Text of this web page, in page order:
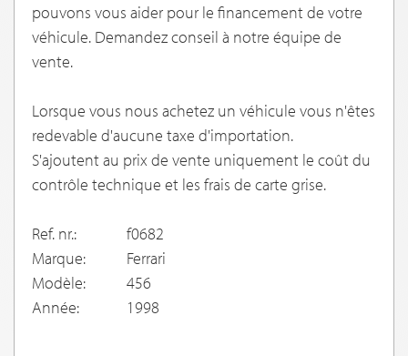
pouvons vous aider pour le financement de votre
véhicule. Demandez conseil à notre équipe de
vente.
Lorsque vous nous achetez un véhicule vous n'êtes
redevable d'aucune taxe d'importation.
S'ajoutent au prix de vente uniquement le coût du
contrôle technique et les frais de carte grise.
Ref. nr.:
f0682
Marque:
Ferrari
Modèle:
456
Année:
1998